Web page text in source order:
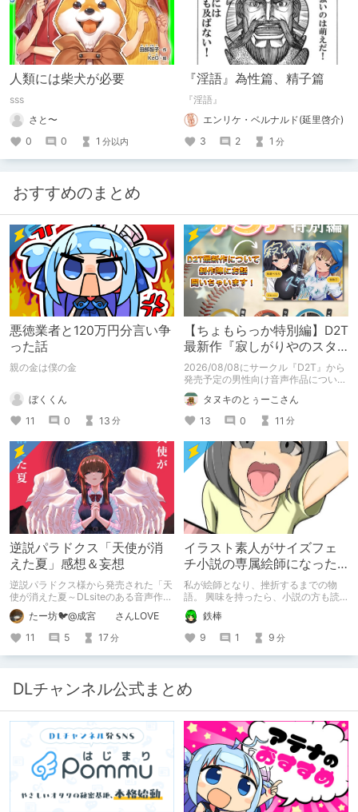
人類には柴犬が必要
sss
さと〜
0
0 1 分以内
『淫語』為性篇、精子篇
『淫語』
エンリケ・ベルナルド(延里啓介)
3
2 1 分
おすすめのまとめ
悪徳業者と120万円分言い争
った話
親の金は僕の金
ぼくくん
11
0 13 分
【ちょもらっか特別編】D2T
最新作『寂しがりやのスタ
ーダストと触れあって』制
作陣にインタビュー！🎤
2026/08/08にサークル『D2T』から
発売予定の男性向け音声作品について
逆神ラニさんと不束こけしさんにお話
聞いちゃいました！夏コミに関する告
知もあります！
タヌキのとぅーこさん
13
0 11 分
逆説パラドクス「天使が消
えた夏」感想＆妄想
逆説パラドクス様から発売された「天
使が消えた夏～DLsiteのある音声作品
について～」の感想です。 妄想も多
いです。たー坊🐦@成宮 さんLOVE
11
5 17分
イラスト素人がサイズフェ
チ小説の専属絵師になった
お話
私が絵師となり、挫折するまでの物
語。 興味を持ったら、小説の方も読
んで欲しいなって感じ 私の絵を使っ
てくれてる小説書きさんのページＵＲ
Ｌ
https://www.pixiv.net/users/341489
73/novels?p=1
鉄棒
9
1 9 分
DLチャンネル公式まとめ